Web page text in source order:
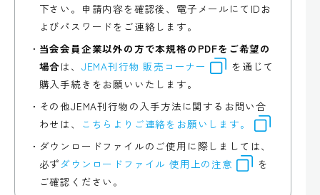
下さい。申請内容を確認後、電子メールにてIDお
よびパスワードをご連絡します。
当会会員企業以外の方で本規格のPDFをご希望の
場合は、 JEMA刊行物 販売コーナー
を通じて
購入手続きをお願いいたします。
その他JEMA刊行物の入手方法に関するお問い合
わせは、
こちらよりご連絡をお願いします。
ダウンロードファイルのご使用に際しましては、
必ず ダウンロードファイル 使用上の注意
を
ご確認ください。